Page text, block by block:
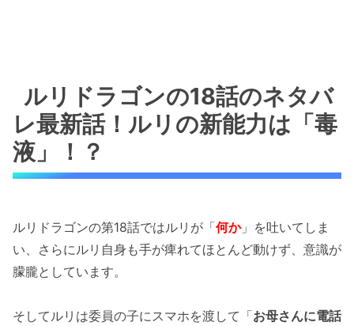
ルリドラゴンの18話のネタバ
レ最新話！ルリの新能力は「毒
液」！？
ルリドラゴンの第18話ではルリが「何か」を吐いてしま
い、さらにルリ自身も手が痺れてほとんど動けず、意識が
朦朧としています。
そしてルリは委員の子にスマホを渡して「お母さんに電話